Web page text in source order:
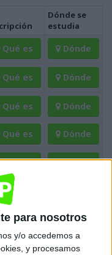
para nosotros
y/o accedemos a
y procesamos
Dónde se
estudia
Qué es Dónde
Qué es Dónde
Qué es Dónde
Qué es Dónde
Qué es Dónde
Grado